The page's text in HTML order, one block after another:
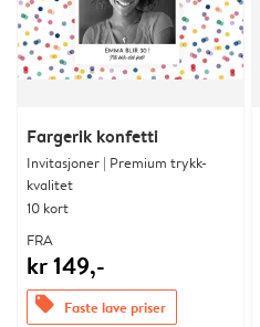
Fargerik konfetti
Invitasjoner | Premium trykk-
kvalitet
10 kort
FRA
kr 149,-
offers Faste lave priser